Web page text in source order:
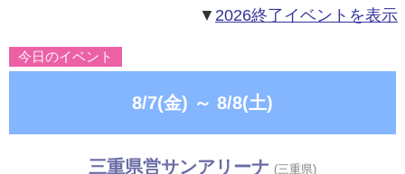
▼ 2026終了イベントを表示
今日のイベント
8/7(金) ～ 8/8(土)
三重県営サンアリーナ (三重県)